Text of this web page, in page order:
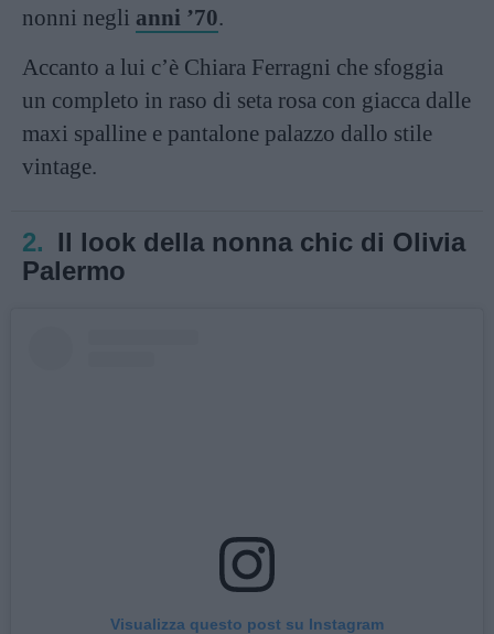
nonni negli anni ’70.
Accanto a lui c’è Chiara Ferragni che sfoggia
un completo in raso di seta rosa con giacca dalle
maxi spalline e pantalone palazzo dallo stile
vintage.
2. Il look della nonna chic di Olivia
Palermo
Visualizza questo post su Instagram